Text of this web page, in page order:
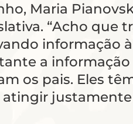
Maria
“Acho que
a
os pais. Eles